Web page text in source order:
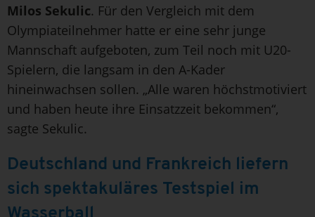
Milos Sekulic. Für den Vergleich mit dem
Olympiateilnehmer hatte er eine sehr junge
Mannschaft aufgeboten, zum Teil noch mit U20-
Spielern, die langsam in den A-Kader
hineinwachsen sollen. „Alle waren höchstmotiviert
und haben heute ihre Einsatzzeit bekommen“,
sagte Sekulic.
Deutschland und Frankreich liefern
sich spektakuläres Testspiel im